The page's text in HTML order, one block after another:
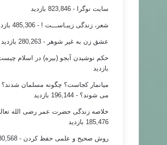
سایت نوگرا - 823,846 بازدید
شعر، زندگی زیبـاســـت ! - 485,306 بازدید
عشق زن به غیر شوهر - 280,263 بازدید
حکم نوشیدن آبجو (بیره) در اسلام
بازدید
میانمار کجاست؟ چگونه مسلمان شدند؟
می شوند؟ - 196,144 بازدید
خلاصه زندگی حضرت عمر رضی الله
185,476 بازدید
روش صحیح و علمی حفظ کردن - 180,568 بازدید